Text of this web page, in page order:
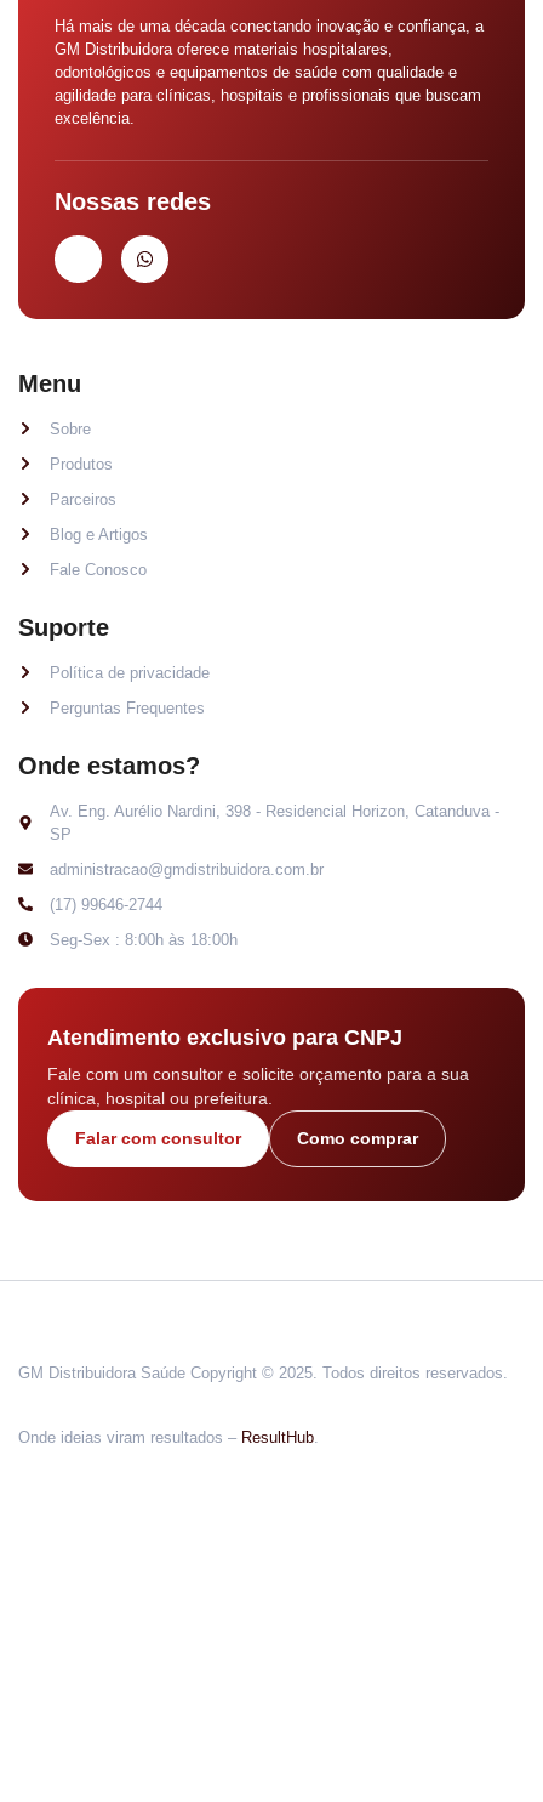
Há mais de uma década conectando inovação e confiança, a
GM Distribuidora oferece materiais hospitalares,
odontológicos e equipamentos de saúde com qualidade e
agilidade para clínicas, hospitais e profissionais que buscam
excelência.
Nossas redes
Menu
Sobre
Produtos
Parceiros
Blog e Artigos
Fale Conosco
Suporte
Política de privacidade
Perguntas Frequentes
Onde estamos?
Av. Eng. Aurélio Nardini, 398 - Residencial Horizon, Catanduva -
SP
administracao@gmdistribuidora.com.br
(17) 99646-2744
Seg-Sex : 8:00h às 18:00h
Atendimento exclusivo para CNPJ
Fale com um consultor e solicite orçamento para a sua
clínica, hospital ou prefeitura.
Falar com consultor Como comprar
GM Distribuidora Saúde Copyright © 2025. Todos direitos reservados.
Onde ideias viram resultados – ResultHub.